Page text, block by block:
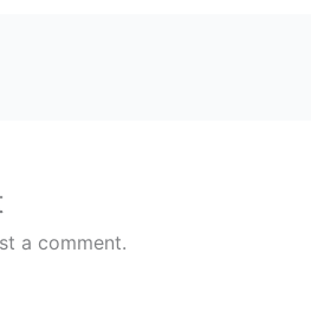
a comment.